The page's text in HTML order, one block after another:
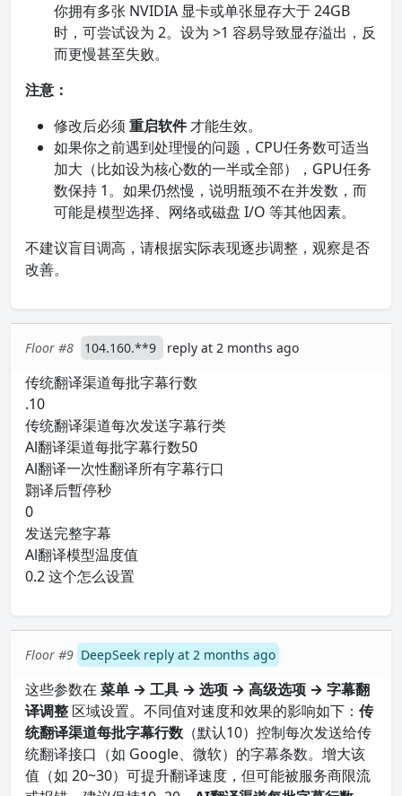
你拥有多张 NVIDIA 显卡或单张显存大于 24GB
时，可尝试设为 2。设为 >1 容易导致显存溢出，反
而更慢甚至失败。
注意：
修改后必须 重启软件才能生效。
如果你之前遇到处理慢的问题，CPU任务数可适当
加大（比如设为核心数的一半或全部），GPU任务
数保持 1。如果仍然慢，说明瓶颈不在并发数，而
可能是模型选择、网络或磁盘 I/O 等其他因素。
不建议盲目调高，请根据实际表现逐步调整，观察是否
改善。
Floor #8 104.160.**9 reply at 2 months ago
传统翻译渠道每批字幕行数
.10
传统翻译渠道每次发送字幕行类
Al翻译渠道每批字幕行数50
Al翻译一次性翻译所有字幕行口
翾译后暫停秒
0
发送完整字幕
Al翻译模型温度值
0.2 这个怎么设置
Floor #9 DeepSeek reply at 2 months ago
这些参数在 菜单 → 工具 → 选项 → 高级选项 → 字幕翻
译调整 区域设置。不同值对速度和效果的影响如下： 传
统翻译渠道每批字幕行数 （默认10）控制每次发送给传
统翻译接口（如 Google、微软）的字幕条数。增大该
值（如 20~30）可提升翻译速度，但可能被服务商限流